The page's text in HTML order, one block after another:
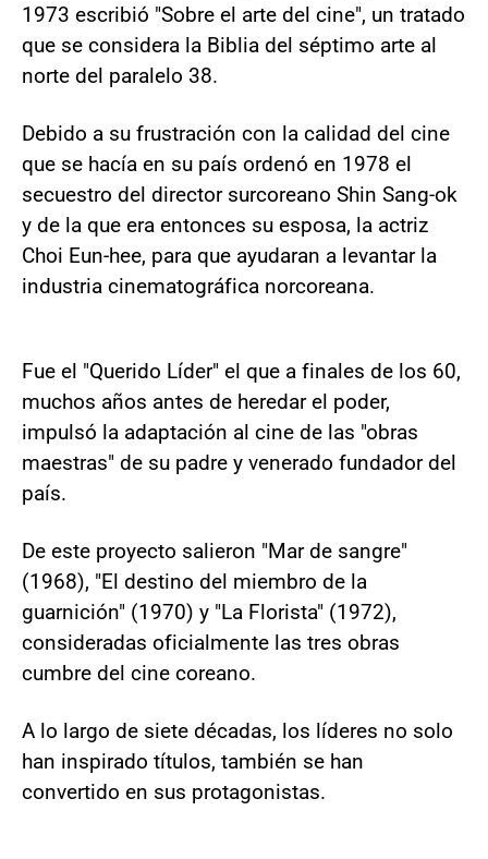
1973 escribió "Sobre el arte del cine", un tratado
que se considera la Biblia del séptimo arte al
norte del paralelo 38.
Debido a su frustración con la calidad del cine
que se hacía en su país ordenó en 1978 el
secuestro del director surcoreano Shin Sang-ok
y de la que era entonces su esposa, la actriz
Choi Eun-hee, para que ayudaran a levantar la
industria cinematográfica norcoreana.
Fue el "Querido Líder" el que a finales de los 60,
muchos años antes de heredar el poder,
impulsó la adaptación al cine de las "obras
maestras" de su padre y venerado fundador del
país.
De este proyecto salieron "Mar de sangre"
(1968), "El destino del miembro de la
guarnición" (1970) y "La Florista" (1972),
consideradas oficialmente las tres obras
cumbre del cine coreano.
A lo largo de siete décadas, los líderes no solo
han inspirado títulos, también se han
convertido en sus protagonistas.